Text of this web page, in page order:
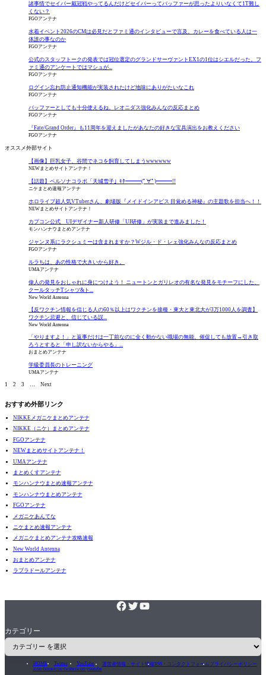
諸事情でセイバー戴冠戦やってるんだけどセイバーってバッファーが思ったよりいなくて1T難し
くない？
FGOアンテナ
水着イベント2026のCMは必見だとファミ通のインタビューで言及。カレーを食べている人は一
体誰の事なのか
FGOアンテナ
公式のスタッフトークの発表では冠位選定のグランドサーヴァントEX1の1位はシエルだった。フ
ァミ通のアンケートではマシュが...
FGOアンテナ
ログイン忘れ防止通知機能が実装されたけど地味にありがたいなこれ
FGOアンテナ
バッファーとしても十分使えるね。レオニダス強化みんなの反応まとめ
FGOアンテナ
『Fate/Grand Order』も11周年を迎えましたがあなたの好きな宝具演出をお教えください
FGOアンテナ
オススメ外部サイト
【画像】巨乳女子、谷間でネコを飼育してしまうwwwwww
NEWまとめサイトアンテナ！
【話題】ペルソナコラボ「天城雪子」ｷﾀ━━━(ﾟ∀ﾟ)━━━!!
ニケまとめ速報アンテナ
ホロライブ超人気VTuberさん、劇場版『メイドインアビス 目覚める神秘』の主題歌を担当へ！！
NEWまとめサイトアンテナ！
カプコン公式 UIデザイナー新人研修「UI研修」が実装まで進みました！
モンハンナウまとめアンテナ
ジャンヌ系にラクシュミーは含まれますか？Wジル・ド・レェ強化みんなの反応まとめ
FGOアンテナ
ルラちは、あの性格で大きいから好き。
UMAアンテナ
偉人の発見をおしゃれに身につけよう！ ニュートンとガリレオの有名な発見をモチーフにした、
クールタッチTシャツ&ト...
New World Antenna
【反ワクチン情報を信じる人の60％以上はワクチンを接種・東大と東北大が3万1000人を調査】
ワクチン忌避と、信じている誤...
New World Antenna
「やりますよ！」と返事だけは一丁前なのに全く動かない職場の無能、催促しても放置→引き取
ろうとすると「申し訳ないからやる」...
おまとめアンテナ
学級委員長のトレーニング
UMAアンテナ
1 2 3 … Next
おすすめ外部リンク
NIKKEメガニケまとめアンテナ
NIKKE（ニケ）まとめアンテナ
FGOアンテナ
NEWまとめサイトアンテナ！
UMAアンテナ
まとめくすアンテナ
モンハンナウまとめ速報アンテナ
モンハンナウまとめアンテナ
FGOアンテナ
メガニケあんてな
ニケまとめ速報アンテナ
メガニケまとめアンテナ攻略速報
New World Antenna
おまとめアンテナ
ラブラドールアンテナ
カテゴリー
HOME
icon-home
Twitter
icon-twitter
YouTube
icon-youtube
運営者情報・サイト情報RSS・コンタクトフォームプライバシーポリシー